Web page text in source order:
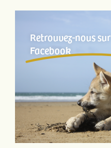
Retrouvez-nous sur
Facebook